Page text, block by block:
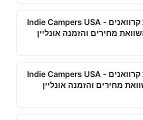
השכרת קרוואנים - Indie Campers USA
מחירים והזמנה אונליין
השכרת קרוואנים - Indie Campers USA
מחירים והזמנה אונליין